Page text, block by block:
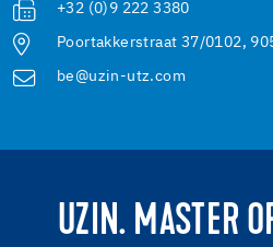
+32 (0)9 222 3380
Poortakkerstraat 37/0102,
be@uzin-utz.com
UZIN. MASTER